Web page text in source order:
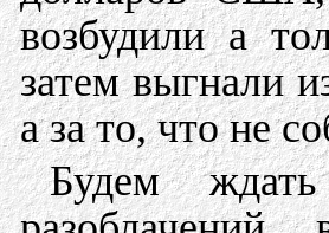
возбудили а
затем выгнали
а за то, что не
Будем